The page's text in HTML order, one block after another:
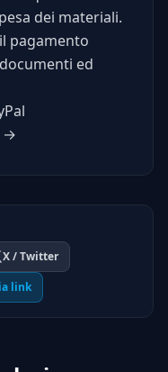
dei materiali.
pagamento
ed
→
X / Twitter
link